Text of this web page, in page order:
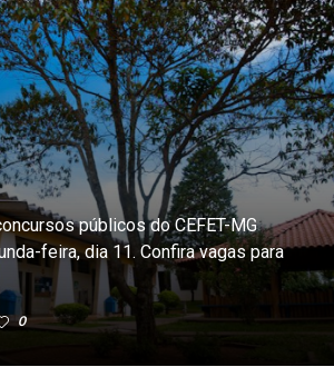
públicos do CEFET-MG
feira, dia 11. Confira vagas para
0